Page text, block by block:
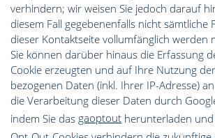
verhindern; wir weisen Sie jedoch darauf
diesem Fall gegebenenfalls nicht sämtliche
dieser Kontaktseite vollumfänglich werden
Sie können darüber hinaus die Erfassung
Cookie erzeugten und auf Ihre Nutzung
bezogenen Daten (inkl. Ihrer IP-Adresse)
die Verarbeitung dieser Daten durch
indem Sie das gaoptout herunterladen und